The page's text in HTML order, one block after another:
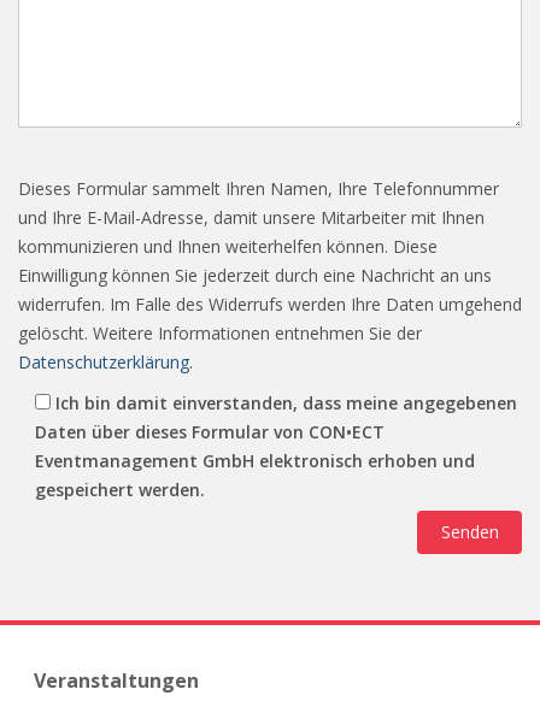
Dieses Formular sammelt Ihren Namen, Ihre Telefonnummer
und Ihre E-Mail-Adresse, damit unsere Mitarbeiter mit Ihnen
kommunizieren und Ihnen weiterhelfen können. Diese
Einwilligung können Sie jederzeit durch eine Nachricht an uns
widerrufen. Im Falle des Widerrufs werden Ihre Daten umgehend
gelöscht. Weitere Informationen entnehmen Sie der
Datenschutzerklärung.
Ich bin damit einverstanden, dass meine angegebenen
Daten über dieses Formular von CON•ECT
Eventmanagement GmbH elektronisch erhoben und
gespeichert werden.
Veranstaltungen